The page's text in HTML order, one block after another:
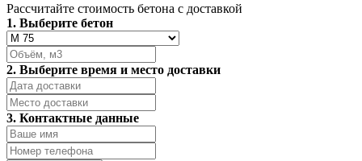
Рассчитайте стоимость бетона с доставкой
1. Выберите бетон
2. Выберите время и место доставки
3. Контактные данные